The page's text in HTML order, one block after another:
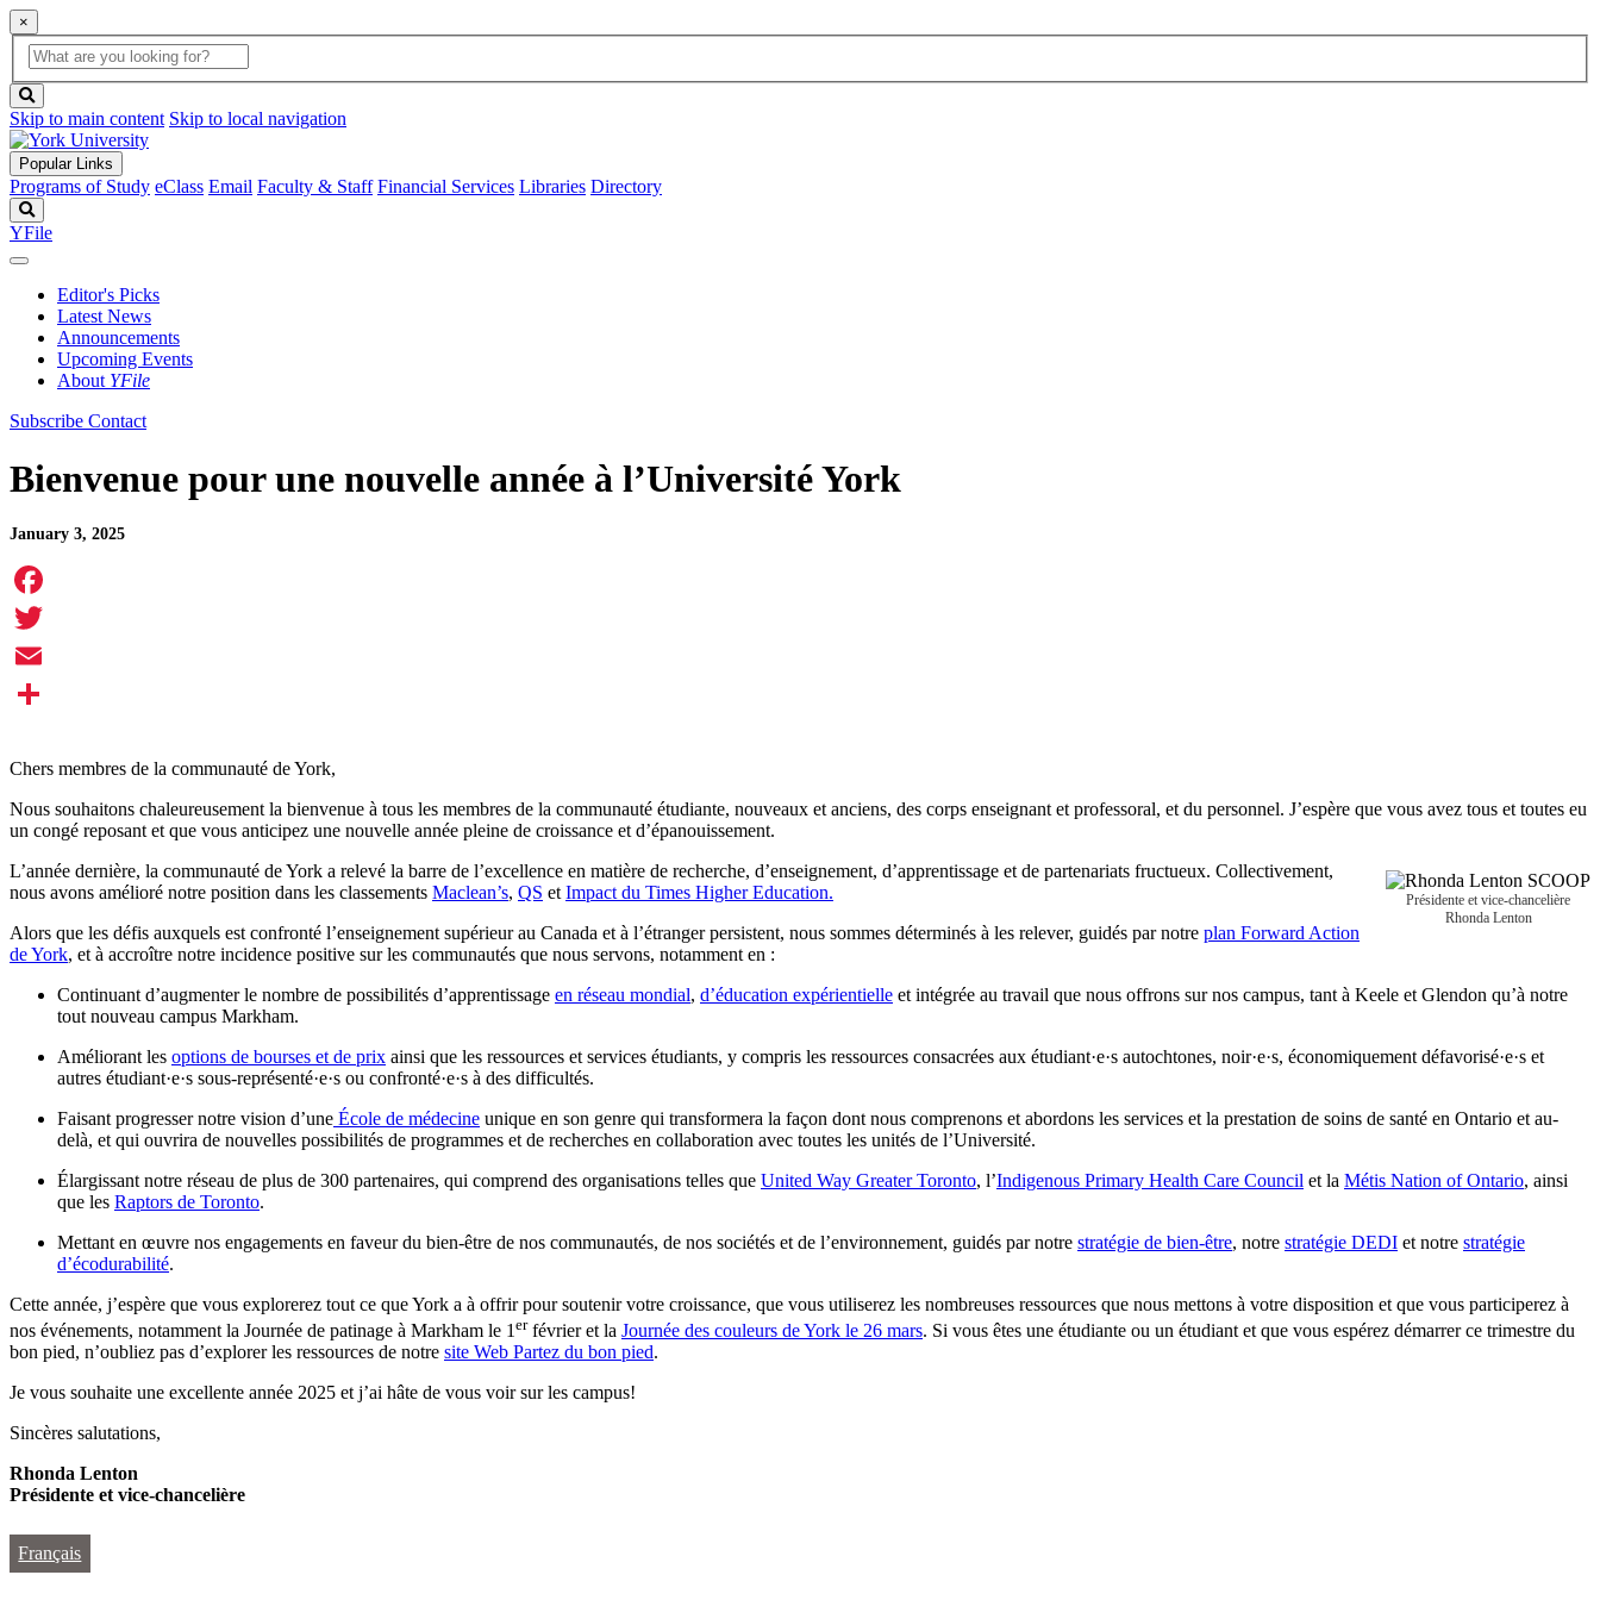
×
Global
Search
search
box
button
Skip to main content Skip to local navigation
Popular Links
Programs of Study eClass Email Faculty & Staff Financial Services Libraries Directory
YFile
Editor's Picks
Latest News
Announcements
Upcoming Events
About YFile
Subscribe Contact
Bienvenue pour une nouvelle année à l’Université York
January 3, 2025
Facebook
Twitter
Email
Chers membres de la communauté de York,
Nous souhaitons chaleureusement la bienvenue à tous les membres de la communauté étudiante, nouveaux et anciens, des corps enseignant et professoral, et du personnel. J’espère que vous avez tous et toutes eu
un congé reposant et que vous anticipez une nouvelle année pleine de croissance et d’épanouissement.
Présidente et vice-chancelière
Rhonda Lenton
L’année dernière, la communauté de York a relevé la barre de l’excellence en matière de recherche, d’enseignement, d’apprentissage et de partenariats fructueux. Collectivement,
nous avons amélioré notre position dans les classements Maclean’s, QS et Impact du Times Higher Education.
Alors que les défis auxquels est confronté l’enseignement supérieur au Canada et à l’étranger persistent, nous sommes déterminés à les relever, guidés par notre plan Forward Action
de York, et à accroître notre incidence positive sur les communautés que nous servons, notamment en :
Continuant d’augmenter le nombre de possibilités d’apprentissage en réseau mondial, d’éducation expérientielle et intégrée au travail que nous offrons sur nos campus, tant à Keele et Glendon qu’à notre
tout nouveau campus Markham.
Améliorant les options de bourses et de prix ainsi que les ressources et services étudiants, y compris les ressources consacrées aux étudiant·e·s autochtones, noir·e·s, économiquement défavorisé·e·s et
autres étudiant·e·s sous-représenté·e·s ou confronté·e·s à des difficultés.
Faisant progresser notre vision d’une École de médecine unique en son genre qui transformera la façon dont nous comprenons et abordons les services et la prestation de soins de santé en Ontario et au-
delà, et qui ouvrira de nouvelles possibilités de programmes et de recherches en collaboration avec toutes les unités de l’Université.
Élargissant notre réseau de plus de 300 partenaires, qui comprend des organisations telles que United Way Greater Toronto, l’Indigenous Primary Health Care Council et la Métis Nation of Ontario, ainsi
que les Raptors de Toronto.
Mettant en œuvre nos engagements en faveur du bien-être de nos communautés, de nos sociétés et de l’environnement, guidés par notre stratégie de bien-être, notre stratégie DEDI et notre stratégie
d’écodurabilité.
Cette année, j’espère que vous explorerez tout ce que York a à offrir pour soutenir votre croissance, que vous utiliserez les nombreuses ressources que nous mettons à votre disposition et que vous participerez à
nos événements, notamment la Journée de patinage à Markham le 1 erfévrier et la Journée des couleurs de York le 26 mars. Si vous êtes une étudiante ou un étudiant et que vous espérez démarrer ce trimestre du
bon pied, n’oubliez pas d’explorer les ressources de notre site Web Partez du bon pied.
Je vous souhaite une excellente année 2025 et j’ai hâte de vous voir sur les campus!
Sincères salutations,
Rhonda Lenton
Présidente et vice-chancelière
Français